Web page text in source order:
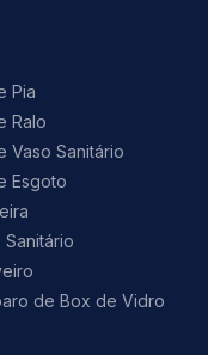
Pia
Ralo
Vaso Sanitário
Esgoto
de Box de Vidro